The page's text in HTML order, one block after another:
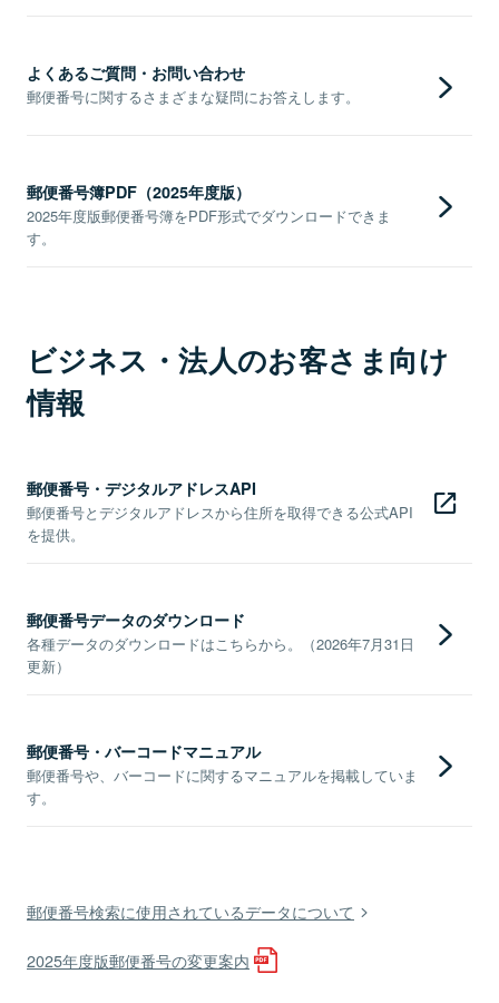
よくあるご質問・お問い合わせ
郵便番号に関するさまざまな疑問にお答えします。
郵便番号簿PDF（2025年度版）
2025年度版郵便番号簿をPDF形式でダウンロードできま
す。
ビジネス・法人のお客さま向け
情報
郵便番号・デジタルアドレスAPI
郵便番号とデジタルアドレスから住所を取得できる公式API
を提供。
郵便番号データのダウンロード
各種データのダウンロードはこちらから。（2026年7月31日
更新）
郵便番号・バーコードマニュアル
郵便番号や、バーコードに関するマニュアルを掲載していま
す。
郵便番号検索に使用されているデータについて
2025年度版郵便番号の変更案内